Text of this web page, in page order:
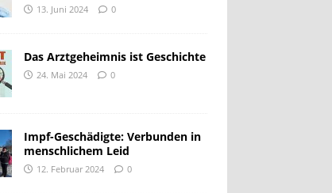
13. Juni 2024 0
Das Arztgeheimnis ist Geschichte
24. Mai 2024 0
Impf-Geschädigte: Verbunden in
menschlichem Leid
12. Februar 2024 0